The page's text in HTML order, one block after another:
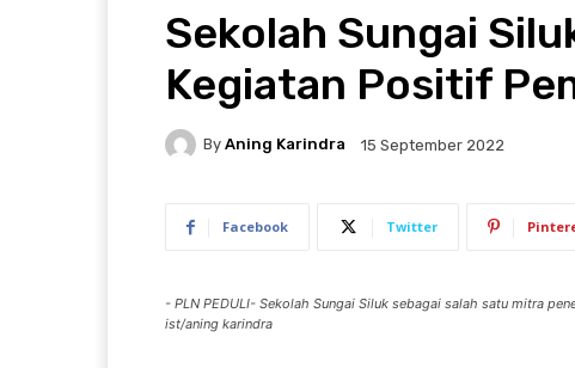
Sekolah Sungai
Kegiatan Positif
By Aning Karindra 15 September 2022
Facebook Twitter
- PLN PEDULI- Sekolah Sungai Siluk sebagai salah satu mitra
ist/aning karindra